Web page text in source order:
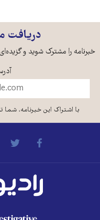
دریافت
خبرنامه را مشترک شوید و گزیده‌ای
با اشتراک این خبرنامه، شما